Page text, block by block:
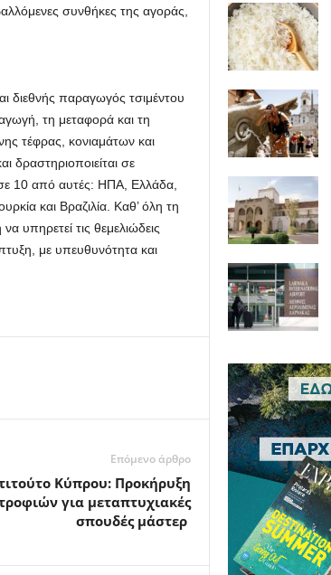
συνθήκες της αγοράς,
διεθνής παραγωγός τσιμέντου
τη μεταφορά και τη
τέφρας, κονιαμάτων και
σε
10 από αυτές: ΗΠΑ, Ελλάδα,
και Βραζιλία. Καθ’ όλη τη
υπηρετεί τις θεμελιώδεις
με υπευθυνότητα και
Επόμενο άρθρο
Κύπρου: Προκήρυξη
για μεταπτυχιακές
σπουδές μάστερ